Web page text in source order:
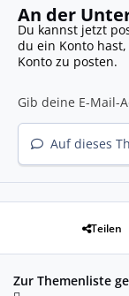
An der
Du kannst jetzt
du ein Konto hast,
Konto zu posten.
Auf dieses
Teilen
Zur Themenliste